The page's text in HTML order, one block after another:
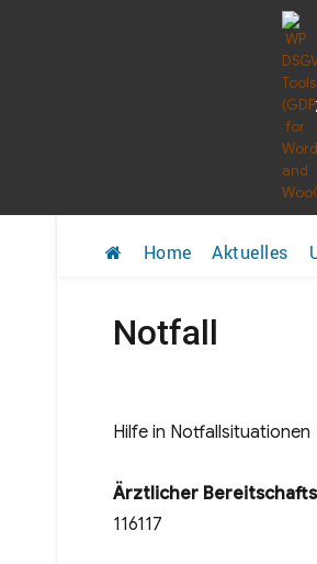
Home Aktuelles
Notfall
Hilfe in Notfallsituationen
Ärztlicher
116117